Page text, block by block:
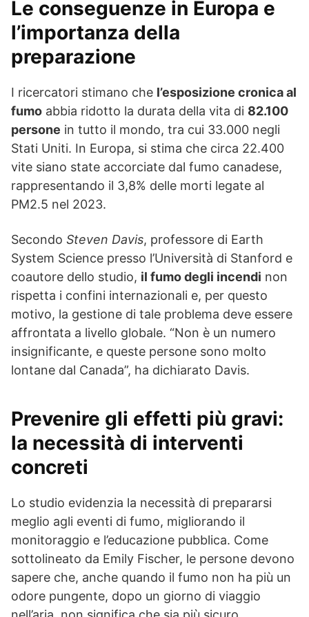
Le conseguenze in Europa e
l’importanza della
preparazione
I ricercatori stimano che l’esposizione cronica al
fumo abbia ridotto la durata della vita di 82.100
persone in tutto il mondo, tra cui 33.000 negli
Stati Uniti. In Europa, si stima che circa 22.400
vite siano state accorciate dal fumo canadese,
rappresentando il 3,8% delle morti legate al
PM2.5 nel 2023.
Secondo Steven Davis, professore di Earth
System Science presso l’Università di Stanford e
coautore dello studio, il fumo degli incendi non
rispetta i confini internazionali e, per questo
motivo, la gestione di tale problema deve essere
affrontata a livello globale. “Non è un numero
insignificante, e queste persone sono molto
lontane dal Canada”, ha dichiarato Davis.
Prevenire gli effetti più gravi:
la necessità di interventi
concreti
Lo studio evidenzia la necessità di prepararsi
meglio agli eventi di fumo, migliorando il
monitoraggio e l’educazione pubblica. Come
sottolineato da Emily Fischer, le persone devono
sapere che, anche quando il fumo non ha più un
odore pungente, dopo un giorno di viaggio